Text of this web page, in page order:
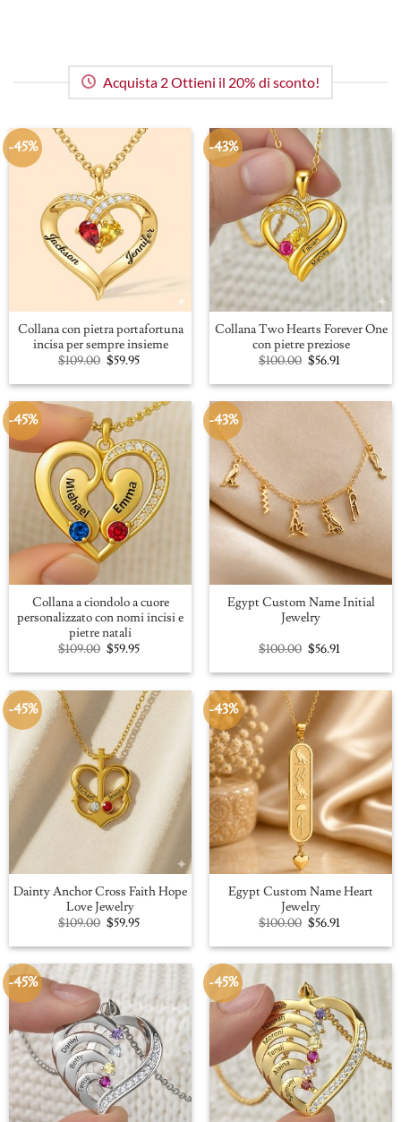
Acquista 2 Ottieni il 20% di sconto!
-45%
Collana con pietra portafortuna
incisa per sempre insieme
$109.00 Original
price
was:
$59.95Current
is:
-43%
Collana Two Hearts Forever One
con pietre preziose
$100.00 Original
price
was:
$56.91Current
is:
-45%
Collana a ciondolo a cuore
personalizzato con nomi incisi e
pietre natali
$109.00 Original
price
was:
$59.95Current
is:
-43%
Egypt Custom Name Initial
Jewelry
$100.00 Original
price
was:
$56.91Current
is:
-45%
Dainty Anchor Cross Faith Hope
Love Jewelry
$109.00 Original
price
was:
$59.95Current
is:
-43%
Egypt Custom Name Heart
Jewelry
$100.00 Original
price
was:
$56.91Current
is:
-45% -45%